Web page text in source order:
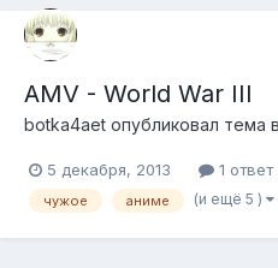
AMV - World War III
botka4aet опубликовал тема в
5 декабря, 2013 1 ответ
чужое аниме (и ещё 5 )